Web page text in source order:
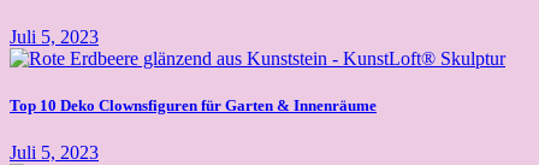
Juli 5, 2023
Top 10 Deko Clownsfiguren für Garten & Innenräume
Juli 5, 2023